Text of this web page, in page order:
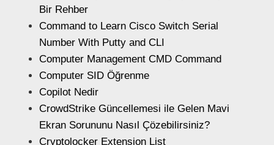
Bir Rehber
Command to Learn Cisco Switch Serial
Number With Putty and CLI
Computer Management CMD Command
Computer SID Öğrenme
Copilot Nedir
CrowdStrike Güncellemesi ile Gelen Mavi
Ekran Sorununu Nasıl Çözebilirsiniz?
Cryptolocker Extension List